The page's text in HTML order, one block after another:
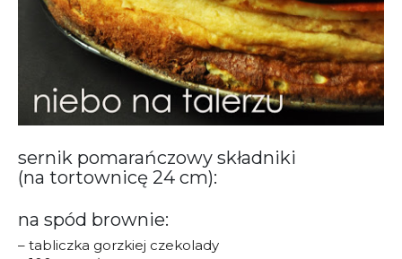
sernik pomarańczowy składniki
(na tortownicę 24 cm):
na spód brownie:
– tabliczka gorzkiej czekolady